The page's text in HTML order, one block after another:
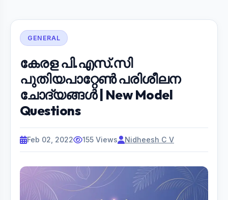
GENERAL
കേരള പി.എസ്.സി
പുതിയപാറ്റേൺ പരിശീലന
ചോദ്യങ്ങൾ | New Model
Questions
Feb 02, 2022 155 Views Nidheesh C V